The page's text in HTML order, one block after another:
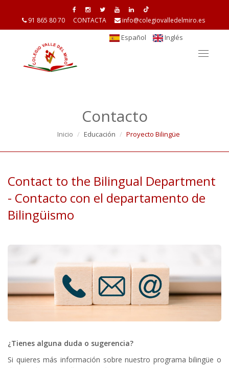
91 865 80 70 CONTACTA info@colegiovalledelmiro.es
Toggle
Español Inglés
Contacto
Inicio Educación Proyecto Bilingüe
Contact to the Bilingual Department
- Contacto con el departamento de
Bilingüismo
¿Tienes alguna duda o sugerencia?
Si quieres más información sobre nuestro programa bilingüe o